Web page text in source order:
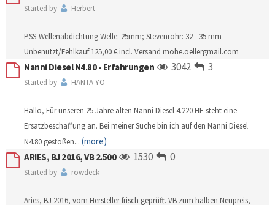
Started by Herbert
PSS-Wellenabdichtung Welle: 25mm; Stevenrohr: 32 - 35 mm
Unbenutzt/Fehlkauf 125,00 € incl. Versand mohe.oellergmail.com
Nanni Diesel N4.80 - Erfahrungen 3042 3
Started by HANTA-YO
Hallo, Für unseren 25 Jahre alten Nanni Diesel 4.220 HE steht eine
Ersatzbeschaffung an. Bei meiner Suche bin ich auf den Nanni Diesel
N4.80 gestoßen... (more)
ARIES, BJ 2016, VB 2.500
1530 0
Started by rowdeck
Aries, BJ 2016, vom Hersteller frisch geprüft. VB zum halben Neupreis,